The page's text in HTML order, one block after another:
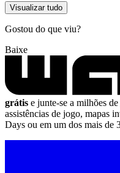
Visualizar tudo
Gostou do que viu?
Baixe
grátis e junte-se a milhões
assistências de jogo, mapas
Days ou em um dos mais de